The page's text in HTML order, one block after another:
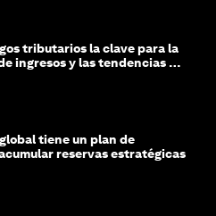
tributarios la clave para la
ingresos y las tendencias de
tiene un plan de
reservas estratégicas